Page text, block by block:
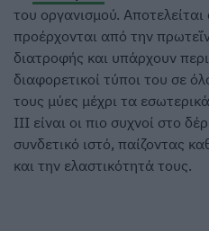
του οργανισμού.
προέρχονται από την
διατροφής και υπάρχουν
διαφορετικοί τύποι του σε
τους μύες μέχρι τα
III είναι οι πιο συχνοί στο
συνδετικό ιστό, παίζοντας
και την ελαστικότητά τους.